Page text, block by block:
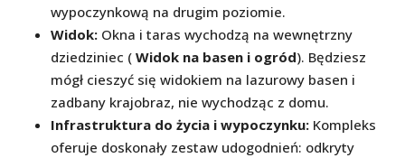
wypoczynkową na drugim poziomie.
Widok: Okna i taras wychodzą na wewnętrzny
dziedziniec ( Widok na basen i ogród). Będziesz
mógł cieszyć się widokiem na lazurowy basen i
zadbany krajobraz, nie wychodząc z domu.
Infrastruktura do życia i wypoczynku: Kompleks
oferuje doskonały zestaw udogodnień: odkryty